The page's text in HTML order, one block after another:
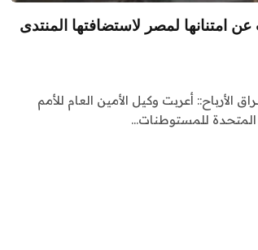
عن امتنانها لمصر لاستضافتها المنتدى
الأرباح:: أعربت وكيل الأمين العام للأمم
المتحدة للمستوطنات…